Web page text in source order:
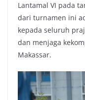
Lantamal VI pada
dari turnamen ini
kepada seluruh
dan menjaga
Makassar.